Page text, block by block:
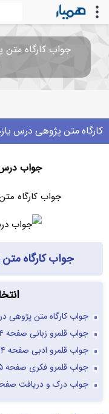
کارگاه متن پژوهی درس
جواب درس
جواب کارگاه متن پژوهی
جواب کارگاه متن پژوهی
جواب کارگاه متن پژوهی درس ۱۱ فارسی
جواب قلمرو زبانی صفحه ۹۴ فارسی دوازدهم
جواب قلمرو ادبی صفحه ۹۴ فارسی دوازدهم
جواب قلمرو فکری صفحه ۹۵ فارسی دوازدهم
جواب درک و دریافت صفحه ۹۷ درس یازدهم فارسی